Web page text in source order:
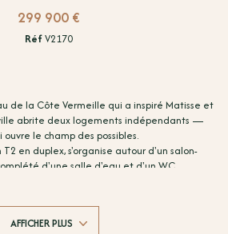
299 900 €
RéfV2170
de la Côte Vermeille qui a inspiré Matisse et
abrite deux logements indépendants —
le champ des possibles.
T2 en duplex, s'organise autour d'un salon-
d'une salle d'eau et d'un WC
studio cabine astucieusement pensé, séduit
cuisine. Un coin nuit, une cabine avec lits
AFFICHER PLUS